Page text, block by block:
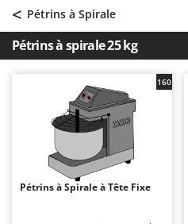
Accessoires pour
Aérateurs Scarificateurs
Arracheuses de
Aspirateurs - Balais
Aspirateurs à cendres
Aspirateurs à feuilles sur
Aspirateurs de piscine
Aspirateurs
Atomiseurs agricoles
AgriEuro Premium
AgriEuro TOP-LINE
AGT
Airmec
AL-KO
ALA 2000
Alce
< Pétrins à Spirale
Pétrins à spirale 25 kg
Pétrins à Spirale à Tête Fixe
160